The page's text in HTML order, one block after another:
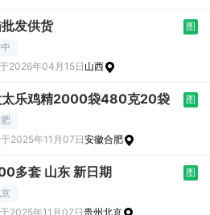
发供货
图
2026年04月15日 山西
太乐鸡精2000袋480克20袋
图
2025年11月07日安徽合肥
海天 锦鲤 1000多套 山东 新日期
图
2025年11月07日贵州北京